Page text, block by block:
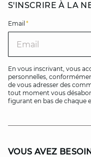
S'INSCRIRE À LA
Email *
En vous inscrivant, vous
personnelles,
de vous adresser des
tout moment vous
figurant en bas de chaque
VOUS AVEZ